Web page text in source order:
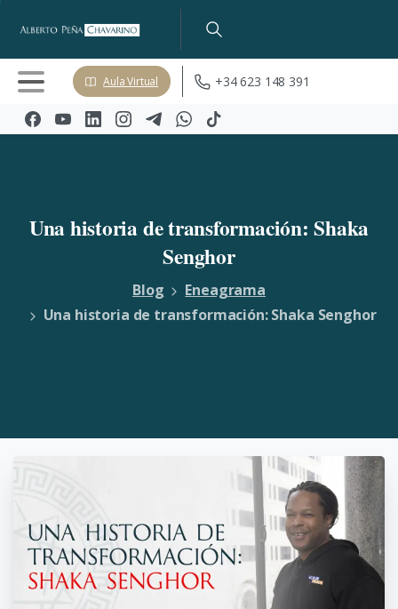
Aula Virtual +34 623 148 391
Unahistoriadetransformación: Shaka
Senghor
Blog
Eneagrama
Una historia de transformación: Shaka Senghor